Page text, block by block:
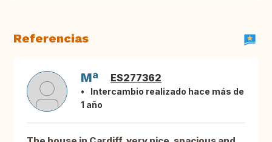
Referencias
Mª ES277362
Intercambio realizado hace más de
1 año